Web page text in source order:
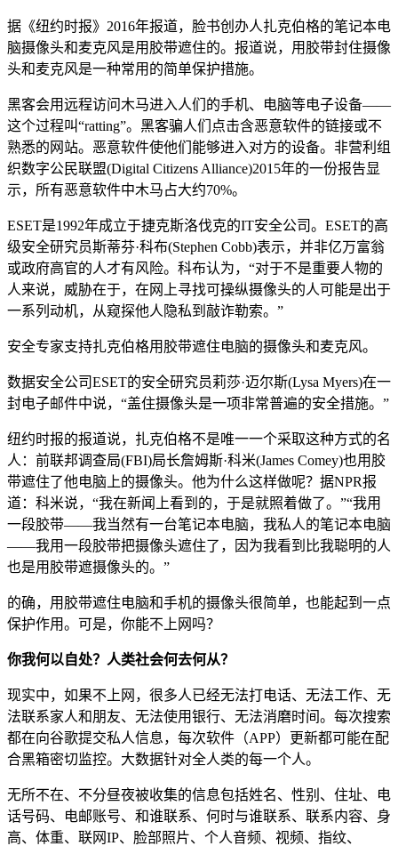
据《纽约时报》2016年报道，脸书创办人扎克伯格的笔记本电
脑摄像头和麦克风是用胶带遮住的。报道说，用胶带封住摄像
头和麦克风是一种常用的简单保护措施。
黑客会用远程访问木马进入人们的手机、电脑等电子设备——
这个过程叫“ratting”。黑客骗人们点击含恶意软件的链接或不
熟悉的网站。恶意软件使他们能够进入对方的设备。非营利组
织数字公民联盟(Digital Citizens Alliance)2015年的一份报告显
示，所有恶意软件中木马占大约70%。
ESET是1992年成立于捷克斯洛伐克的IT安全公司。ESET的高
级安全研究员斯蒂芬·科布(Stephen Cobb)表示，并非亿万富翁
或政府高官的人才有风险。科布认为，“对于不是重要人物的
人来说，威胁在于，在网上寻找可操纵摄像头的人可能是出于
一系列动机，从窥探他人隐私到敲诈勒索。”
安全专家支持扎克伯格用胶带遮住电脑的摄像头和麦克风。
数据安全公司ESET的安全研究员莉莎·迈尔斯(Lysa Myers)在一
封电子邮件中说，“盖住摄像头是一项非常普遍的安全措施。”
纽约时报的报道说，扎克伯格不是唯一一个采取这种方式的名
人：前联邦调查局(FBI)局长詹姆斯·科米(James Comey)也用胶
带遮住了他电脑上的摄像头。他为什么这样做呢？据NPR报
道：科米说，“我在新闻上看到的，于是就照着做了。”“我用
一段胶带——我当然有一台笔记本电脑，我私人的笔记本电脑
——我用一段胶带把摄像头遮住了，因为我看到比我聪明的人
也是用胶带遮摄像头的。”
的确，用胶带遮住电脑和手机的摄像头很简单，也能起到一点
保护作用。可是，你能不上网吗？
你我何以自处？人类社会何去何从？
现实中，如果不上网，很多人已经无法打电话、无法工作、无
法联系家人和朋友、无法使用银行、无法消磨时间。每次搜索
都在向谷歌提交私人信息，每次软件（APP）更新都可能在配
合黑箱密切监控。大数据针对全人类的每一个人。
无所不在、不分昼夜被收集的信息包括姓名、性别、住址、电
话号码、电邮账号、和谁联系、何时与谁联系、联系内容、身
高、体重、联网IP、脸部照片、个人音频、视频、指纹、